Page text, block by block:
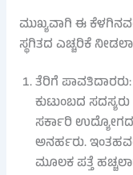
ಮುಖ್ಯವಾಗಿ ಈ
ಸ್ಥಗಿತದ ಎಚ್ಚರಿಕೆ
ತೆರಿಗೆ
ಕುಟುಂಬದ
ಸರ್ಕಾರಿ
ಅನರ್ಹರು.
ಮೂಲಕ ಪತ್ತೆ